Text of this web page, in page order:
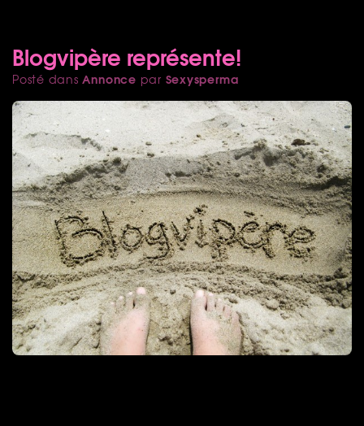
Blogvipère représente!
Posté dansAnnonce par Sexysperma